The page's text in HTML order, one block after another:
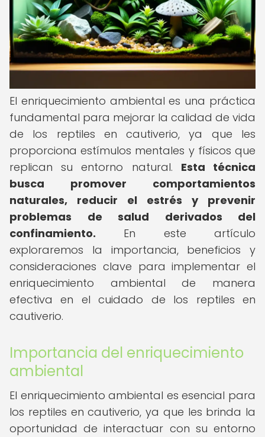
El enriquecimiento ambiental es una práctica
fundamental para mejorar la calidad de vida
de los reptiles en cautiverio, ya que les
proporciona estímulos mentales y físicos que
replican su entorno natural. Esta técnica
busca promover comportamientos
naturales, reducir el estrés y prevenir
problemas de salud derivados del
confinamiento. En este artículo
exploraremos la importancia, beneficios y
consideraciones clave para implementar el
enriquecimiento ambiental de manera
efectiva en el cuidado de los reptiles en
cautiverio.
Importancia del enriquecimiento
ambiental
El enriquecimiento ambiental es esencial para
los reptiles en cautiverio, ya que les brinda la
oportunidad de interactuar con su entorno